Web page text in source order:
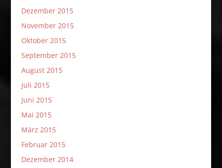
Dezember 2015
November 2015
Oktober 2015
September 2015
August 2015
Juli 2015
Juni 2015
Mai 2015
März 2015
Februar 2015
Dezember 2014